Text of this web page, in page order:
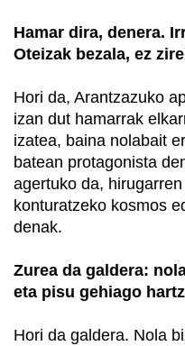
Hamar dira, denera.
Oteizak bezala, ez
Hori da, Arantzazuko
izan dut hamarrak
izatea, baina nolabait
batean protagonista
agertuko da,
konturatzeko kosmos
denak.
Zurea da galdera:
eta pisu gehiago
Hori da galdera. Nola